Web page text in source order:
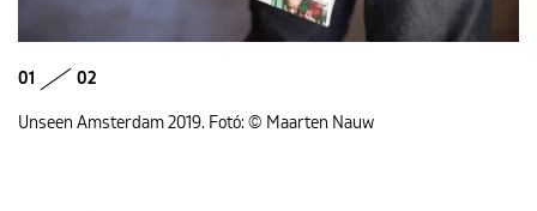
01 02
Unseen Amsterdam 2019. Fotó: © Maarten Nauw